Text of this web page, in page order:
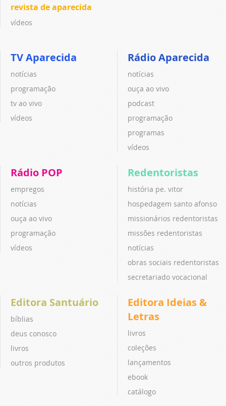
revista de aparecida
vídeos
TV Aparecida
notícias
programação
tv ao vivo
vídeos
Rádio Aparecida
notícias
ouça ao vivo
podcast
programação
programas
vídeos
Rádio POP
empregos
notícias
ouça ao vivo
programação
vídeos
Redentoristas
história pe. vitor
hospedagem santo afonso
missionários redentoristas
missões redentoristas
notícias
obras sociais redentoristas
secretariado vocacional
Editora Santuário
bíblias
deus conosco
livros
outros produtos
Editora Ideias &
Letras
livros
coleções
lançamentos
ebook
catálogo